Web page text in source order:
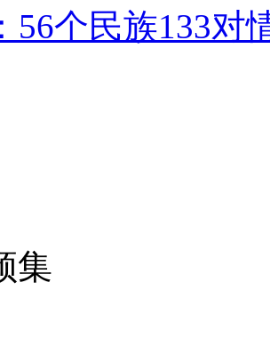
客车翻车
大战”
急速倒车逃窜
：56个民族133
集